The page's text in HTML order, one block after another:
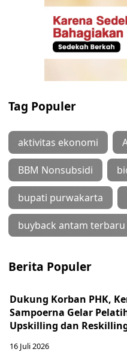
Tag Populer
aktivitas ekonomi
BBM Nonsubsidi
bupati purwakarta
buyback antam terbaru
Berita Populer
Dukung Korban PHK,
Sampoerna Gelar
Upskilling dan
16 Juli 2026